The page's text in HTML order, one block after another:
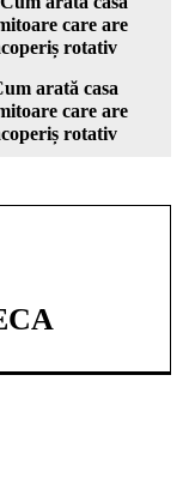
arată casa
care are
rotativ